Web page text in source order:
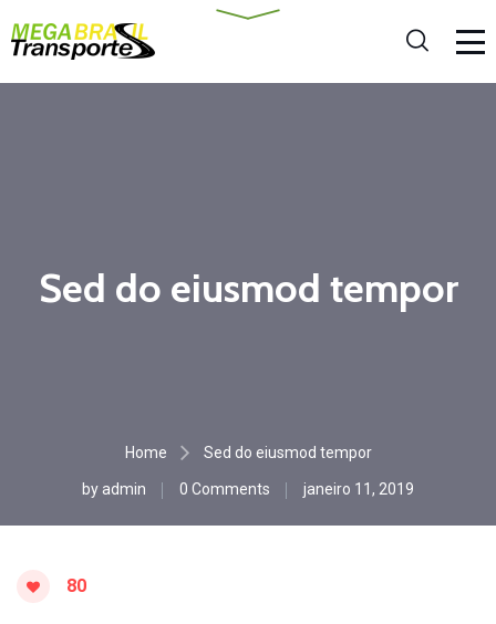
Sed do eiusmod tempor
Home Sed do eiusmod tempor
by admin 0 Comments janeiro 11, 2019
80